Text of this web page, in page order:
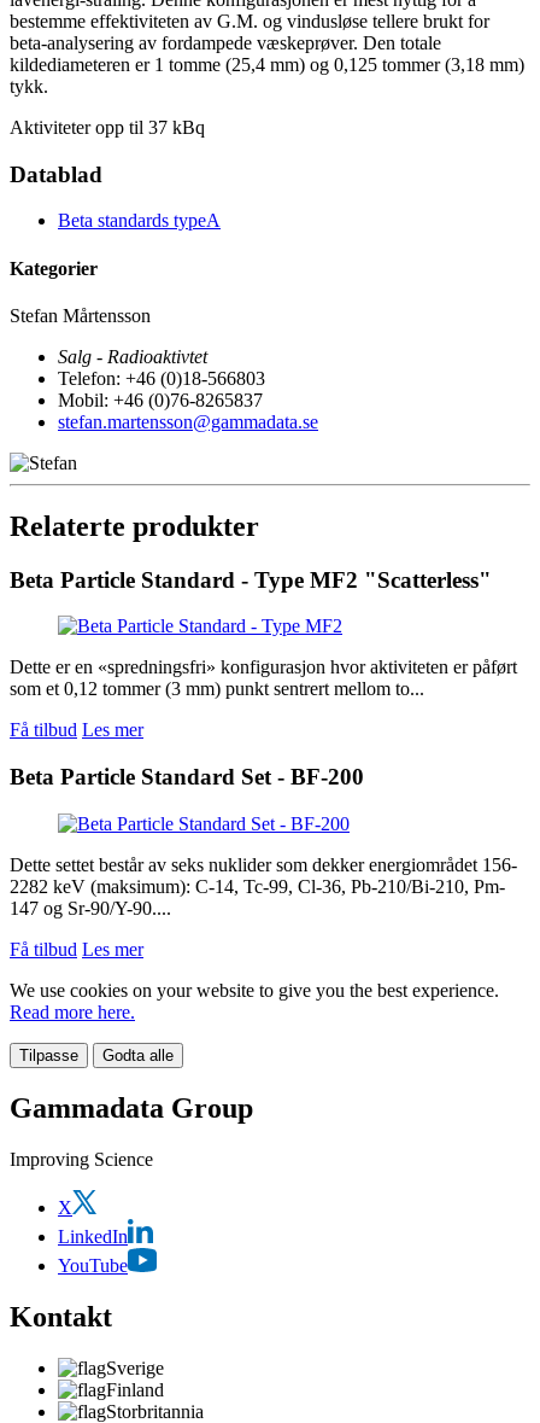
bestemme effektiviteten av G.M. og vindusløse tellere brukt for
beta-analysering av fordampede væskeprøver. Den totale
kildediameteren er 1 tomme (25,4 mm) og 0,125 tommer (3,18 mm)
tykk.
Aktiviteter opp til 37 kBq
Datablad
Beta standards typeA
Kategorier
Stefan Mårtensson
Salg - Radioaktivtet
Telefon: +46 (0)18-566803
Mobil: +46 (0)76-8265837
stefan.martensson@gammadata.se
Relaterte produkter
Beta Particle Standard - Type MF2 "Scatterless"
Dette er en «spredningsfri» konfigurasjon hvor aktiviteten er påført
som et 0,12 tommer (3 mm) punkt sentrert mellom to...
Få tilbud Les mer
Beta Particle Standard Set - BF-200
Dette settet består av seks nuklider som dekker energiområdet 156-
2282 keV (maksimum): C-14, Tc-99, Cl-36, Pb-210/Bi-210, Pm-
147 og Sr-90/Y-90....
Få tilbud Les mer
We use cookies on your website to give you the best experience.
Read more here.
Tilpasse Godta alle
Gammadata Group
Improving Science
X
LinkedIn
YouTube
Kontakt
Sverige
Finland
Storbritannia